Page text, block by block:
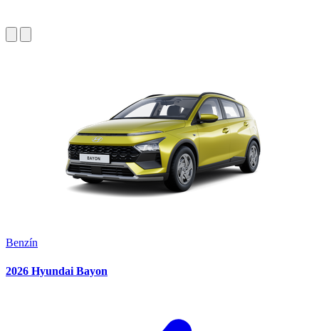
Benzín
2026 Hyundai Bayon